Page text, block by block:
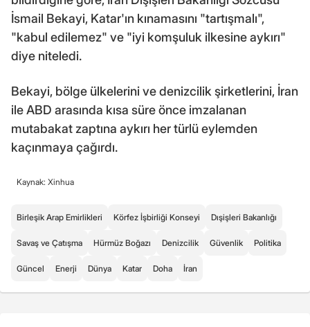
İsmail Bekayi, Katar'ın kınamasını "tartışmalı",
"kabul edilemez" ve "iyi komşuluk ilkesine aykırı"
diye niteledi.
Bekayi, bölge ülkelerini ve denizcilik şirketlerini, İran
ile ABD arasında kısa süre önce imzalanan
mutabakat zaptına aykırı her türlü eylemden
kaçınmaya çağırdı.
Kaynak: Xinhua
Birleşik Arap Emirlikleri Körfez İşbirliği Konseyi Dışişleri Bakanlığı
Savaş ve Çatışma Hürmüz Boğazı Denizcilik Güvenlik Politika
Güncel Enerji Dünya Katar Doha İran